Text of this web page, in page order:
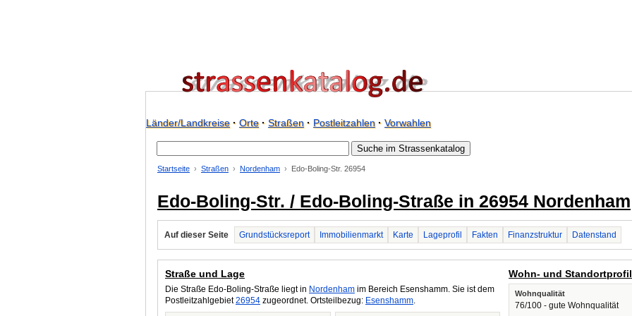
Länder/Landkreise· Orte· Straßen· Postleitzahlen· Vorwahlen
Startseite Straßen Nordenham Edo-Boling-Str. 26954
Edo-Boling-Str. / Edo-Boling-Straße in 26954 Nordenham
Auf dieser Seite Grundstücksreport Immobilienmarkt Karte Lageprofil Fakten Finanzstruktur Datenstand
Straße und Lage
Die Straße Edo-Boling-Straße liegt in Nordenham im Bereich Esenshamm. Sie ist dem
Postleitzahlgebiet26954 zugeordnet. Ortsteilbezug: Esenshamm.
Wohn- und Standortprofil
Wohnqualität
76/100 - gute Wohnqualität